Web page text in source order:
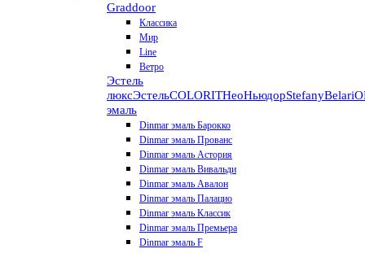
Graddoor
Классика
Мир
Line
Ветро
Эстель
люксЭстельCOLORITНеоНьюдорStefanyBelari
эмаль
Dinmar эмаль Барокко
Dinmar эмаль Прованс
Dinmar эмаль Астория
Dinmar эмаль Вивальди
Dinmar эмаль Авалон
Dinmar эмаль Палацио
Dinmar эмаль Классик
Dinmar эмаль Премьера
Dinmar эмаль F